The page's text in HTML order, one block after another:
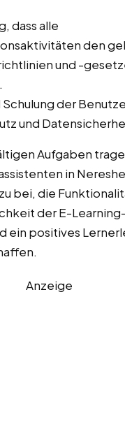
dass alle
den
und -
der
und
Aufgaben
in
bei, die
der E-
ein positives
Anzeige